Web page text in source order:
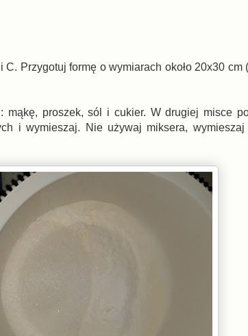
Przygotuj formę o wymiarach około 20x30 cm
mąkę, proszek, sól i cukier. W drugiej misce
i wymieszaj. Nie używaj miksera, wymieszaj